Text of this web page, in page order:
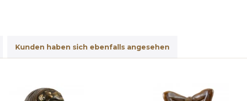
Kunden haben sich ebenfalls angesehen